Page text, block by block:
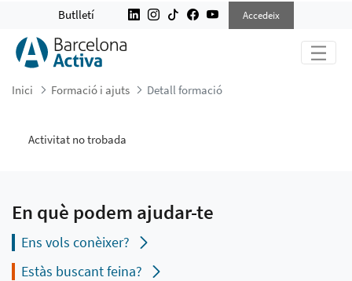
DETALL FORMACIÓ
Butlletí Accedeix
Inici Formació i ajuts Detall formació
Activitat no trobada
En què podem ajudar-te
Ens vols conèixer?
Estàs buscant feina?